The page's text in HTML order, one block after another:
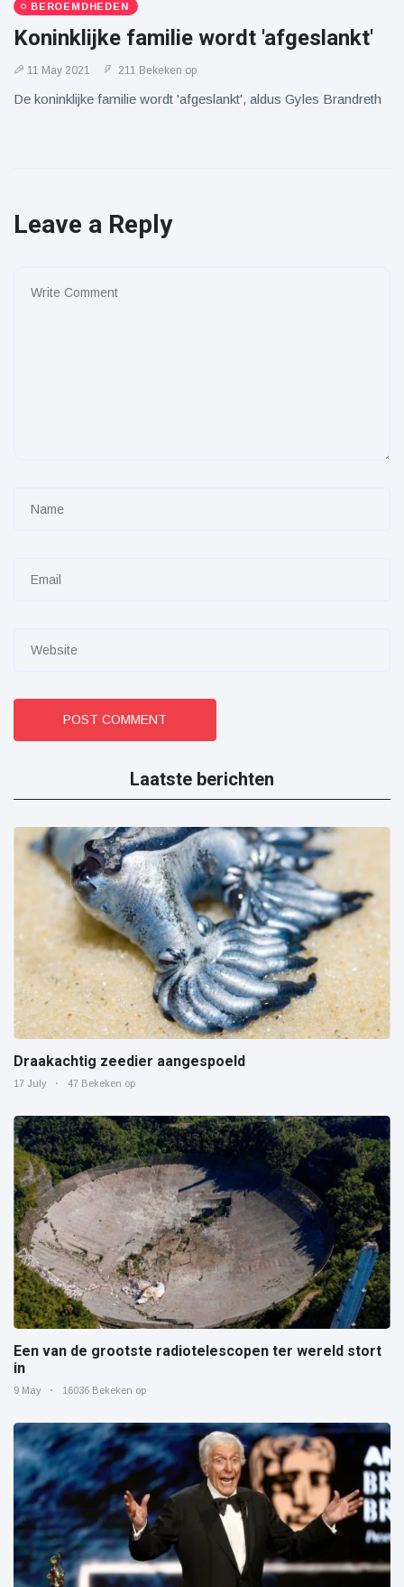
BEROEMDHEDEN
Koninklijke familie wordt 'afgeslankt'
11 May 2021 211 Bekeken op
De koninklijke familie wordt 'afgeslankt', aldus Gyles Brandreth
Leave a Reply
POST COMMENT
Laatste berichten
Draakachtig zeedier aangespoeld
17 July 47 Bekeken op
Een van de grootste radiotelescopen ter wereld stort
in
9 May 16036 Bekeken op